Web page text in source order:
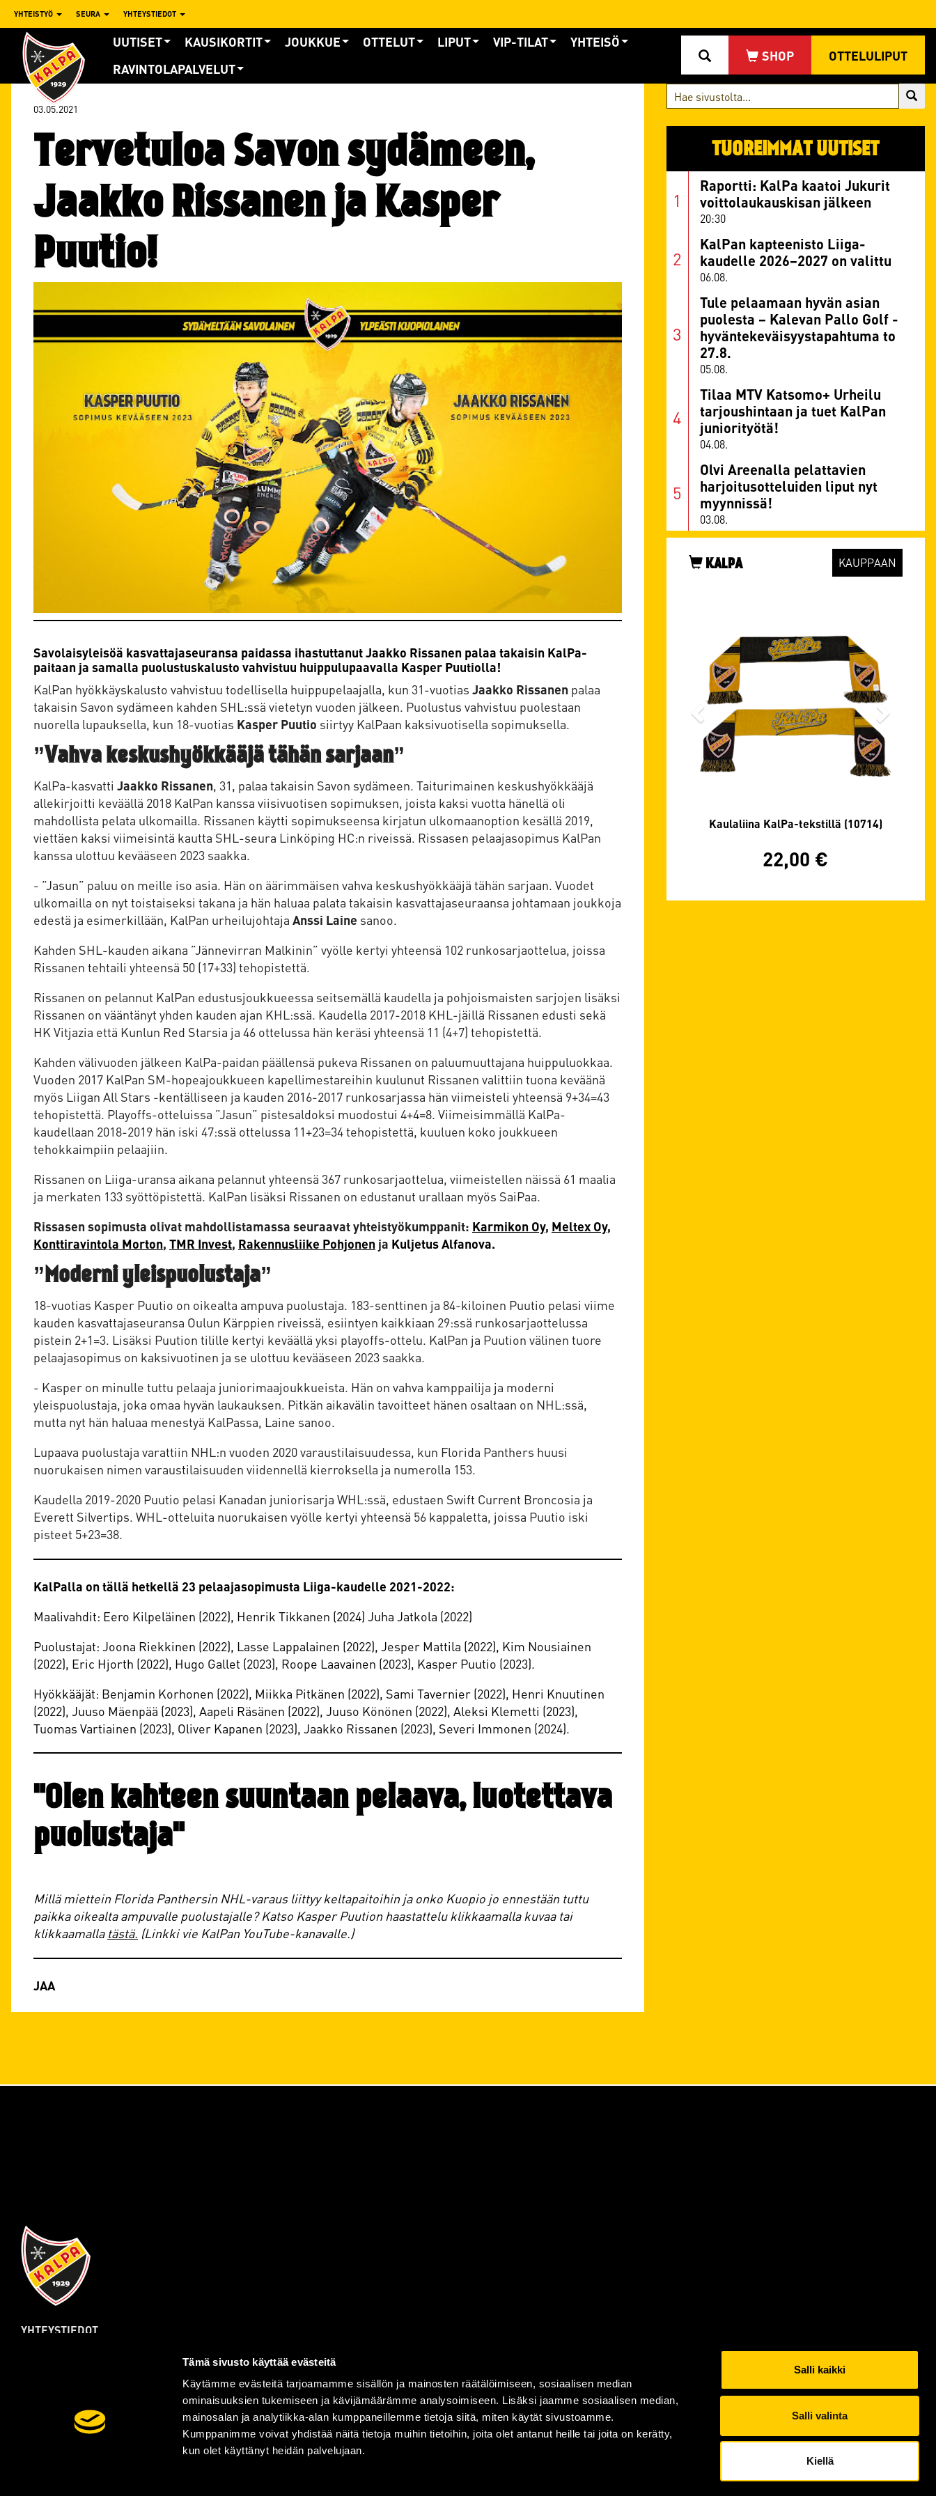
Tämä sivusto käyttää evästeitä
Käytämme evästeitä tarjoamamme sisällön ja mainosten räätälöimiseen, sosiaalisen median
ominaisuuksien tukemiseen ja kävijämäärämme analysoimiseen. Lisäksi jaamme sosiaalisen median,
mainosalan ja analytiikka-alan kumppaneillemme tietoja siitä, miten käytät sivustoamme.
Kumppanimme voivat yhdistää näitä tietoja muihin tietoihin, joita olet antanut heille tai joita on kerätty,
kun olet käyttänyt heidän palvelujaan.
Salli kaikki
Salli valinta
Kiellä
YHTEISTYÖ SEURA YHTEYSTIEDOT
OTTELULIPUT
UUTISET KAUSIKORTIT JOUKKUE OTTELUT LIPUT VIP-TILAT
YHTEISÖ
RAVINTOLAPALVELUT
03.05.2021
Tervetuloa Savon sydämeen,
Jaakko Rissanen ja Kasper
Puutio!
Savolaisyleisöä kasvattajaseuransa paidassa ihastuttanut Jaakko Rissanen palaa takaisin KalPa-
paitaan ja samalla puolustuskalusto vahvistuu huippulupaavalla Kasper Puutiolla!
KalPan hyökkäyskalusto vahvistuu todellisella huippupelaajalla, kun 31-vuotias Jaakko Rissanen palaa
takaisin Savon sydämeen kahden SHL:ssä vietetyn vuoden jälkeen. Puolustus vahvistuu puolestaan
nuorella lupauksella, kun 18-vuotias Kasper Puutio siirtyy KalPaan kaksivuotisella sopimuksella.
”Vahva keskushyökkääjä tähän sarjaan”
KalPa-kasvatti Jaakko Rissanen, 31, palaa takaisin Savon sydämeen. Taiturimainen keskushyökkääjä
allekirjoitti keväällä 2018 KalPan kanssa viisivuotisen sopimuksen, joista kaksi vuotta hänellä oli
mahdollista pelata ulkomailla. Rissanen käytti sopimukseensa kirjatun ulkomaanoption kesällä 2019,
viettäen kaksi viimeisintä kautta SHL-seura Linköping HC:n riveissä. Rissasen pelaajasopimus KalPan
kanssa ulottuu kevääseen 2023 saakka.
- ”Jasun” paluu on meille iso asia. Hän on äärimmäisen vahva keskushyökkääjä tähän sarjaan. Vuodet
ulkomailla on nyt toistaiseksi takana ja hän haluaa palata takaisin kasvattajaseuraansa johtamaan joukkoja
edestä ja esimerkillään, KalPan urheilujohtaja Anssi Laine sanoo.
Kahden SHL-kauden aikana ”Jännevirran Malkinin” vyölle kertyi yhteensä 102 runkosarjaottelua, joissa
Rissanen tehtaili yhteensä 50 (17+33) tehopistettä.
Rissanen on pelannut KalPan edustusjoukkueessa seitsemällä kaudella ja pohjoismaisten sarjojen lisäksi
Rissanen on vääntänyt yhden kauden ajan KHL:ssä. Kaudella 2017-2018 KHL-jäillä Rissanen edusti sekä
HK Vitjazia että Kunlun Red Starsia ja 46 ottelussa hän keräsi yhteensä 11 (4+7) tehopistettä.
Kahden välivuoden jälkeen KalPa-paidan päällensä pukeva Rissanen on paluumuuttajana huippuluokkaa.
Vuoden 2017 KalPan SM-hopeajoukkueen kapellimestareihin kuulunut Rissanen valittiin tuona keväänä
myös Liigan All Stars -kentälliseen ja kauden 2016-2017 runkosarjassa hän viimeisteli yhteensä 9+34=43
tehopistettä. Playoffs-otteluissa ”Jasun” pistesaldoksi muodostui 4+4=8. Viimeisimmällä KalPa-
kaudellaan 2018-2019 hän iski 47:ssä ottelussa 11+23=34 tehopistettä, kuuluen koko joukkueen
tehokkaimpiin pelaajiin.
Rissanen on Liiga-uransa aikana pelannut yhteensä 367 runkosarjaottelua, viimeistellen näissä 61 maalia
ja merkaten 133 syöttöpistettä. KalPan lisäksi Rissanen on edustanut urallaan myös SaiPaa.
Rissasen sopimusta olivat mahdollistamassa seuraavat yhteistyökumppanit: Karmikon Oy, Meltex Oy,
Konttiravintola Morton, TMR Invest, Rakennusliike Pohjonen ja Kuljetus Alfanova.
”Moderni yleispuolustaja”
18-vuotias Kasper Puutio on oikealta ampuva puolustaja. 183-senttinen ja 84-kiloinen Puutio pelasi viime
kauden kasvattajaseuransa Oulun Kärppien riveissä, esiintyen kaikkiaan 29:ssä runkosarjaottelussa
pistein 2+1=3. Lisäksi Puution tilille kertyi keväällä yksi playoffs-ottelu. KalPan ja Puution välinen tuore
pelaajasopimus on kaksivuotinen ja se ulottuu kevääseen 2023 saakka.
- Kasper on minulle tuttu pelaaja juniorimaajoukkueista. Hän on vahva kamppailija ja moderni
yleispuolustaja, joka omaa hyvän laukauksen. Pitkän aikavälin tavoitteet hänen osaltaan on NHL:ssä,
mutta nyt hän haluaa menestyä KalPassa, Laine sanoo.
Lupaava puolustaja varattiin NHL:n vuoden 2020 varaustilaisuudessa, kun Florida Panthers huusi
nuorukaisen nimen varaustilaisuuden viidennellä kierroksella ja numerolla 153.
Kaudella 2019-2020 Puutio pelasi Kanadan juniorisarja WHL:ssä, edustaen Swift Current Broncosia ja
Everett Silvertips. WHL-otteluita nuorukaisen vyölle kertyi yhteensä 56 kappaletta, joissa Puutio iski
pisteet 5+23=38.
KalPalla on tällä hetkellä 23 pelaajasopimusta Liiga-kaudelle 2021-2022:
Maalivahdit: Eero Kilpeläinen (2022), Henrik Tikkanen (2024) Juha Jatkola (2022)
Puolustajat: Joona Riekkinen (2022), Lasse Lappalainen (2022), Jesper Mattila (2022), Kim Nousiainen
(2022), Eric Hjorth (2022), Hugo Gallet (2023), Roope Laavainen (2023), Kasper Puutio (2023).
Hyökkääjät: Benjamin Korhonen (2022), Miikka Pitkänen (2022), Sami Tavernier (2022), Henri Knuutinen
(2022), Juuso Mäenpää (2023), Aapeli Räsänen (2022), Juuso Könönen (2022), Aleksi Klemetti (2023),
Tuomas Vartiainen (2023), Oliver Kapanen (2023), Jaakko Rissanen (2023), Severi Immonen (2024).
"Olen kahteen suuntaan pelaava, luotettava
puolustaja"
Millä miettein Florida Panthersin NHL-varaus liittyy keltapaitoihin ja onko Kuopio jo ennestään tuttu
paikka oikealta ampuvalle puolustajalle? Katso Kasper Puution haastattelu klikkaamalla kuvaa tai
klikkaamalla tästä. (Linkki vie KalPan YouTube-kanavalle.)
TUOREIMMAT UUTISET
20:30
Raportti: KalPa kaatoi Jukurit
voittolaukauskisan jälkeen
06.08.
KalPan kapteenisto Liiga-
kaudelle 2026–2027 on valittu
05.08.
Tule pelaamaan hyvän asian
puolesta – Kalevan Pallo Golf -
hyväntekeväisyystapahtuma to
27.8.
04.08.
Tilaa MTV Katsomo+ Urheilu
tarjoushintaan ja tuet KalPan
juniorityötä!
03.08.
Olvi Areenalla pelattavien
harjoitusotteluiden liput nyt
myynnissä!
KALPA KAUPPAAN
Kaulaliina KalPa-tekstillä (10714)
22,00 €
YHTEYSTIEDOT
Laajemmat yhteystiedot